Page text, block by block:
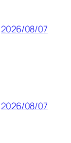
2026/08/07
2026/08/07